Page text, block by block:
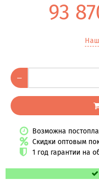
93
–
Возможна
Скидки оптовым
1 год гарантии на